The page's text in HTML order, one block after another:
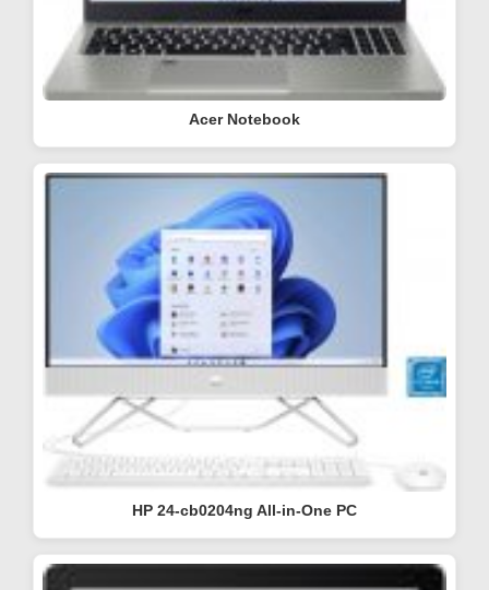
Acer Notebook
HP 24-cb0204ng All-in-One PC